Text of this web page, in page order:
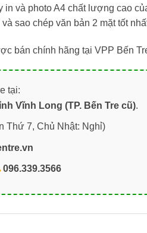
và photo A4 chất lượng cao
sao chép văn bản 2 mặt tốt
bán chính hãng tại VPP Bến
tại:
Vĩnh Long (TP. Bến Tre cũ).
Thứ 7, Chủ Nhật: Nghỉ)
096.339.3566